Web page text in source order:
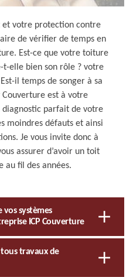
et votre protection contre
de vérifier de temps en
Est-ce que votre toiture
t-elle bien son rôle ? votre
il temps de songer à sa
Couverture est à votre
parfait de votre
moindres défauts et ainsi
Je vous invite donc à
assurer d’avoir un toit
au fil des années.
vos systèmes
ICP Couverture
travaux de